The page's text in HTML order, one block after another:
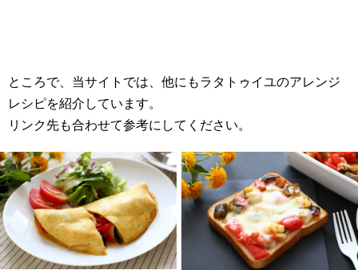
ところで、当サイトでは、他にもラタトゥイユのアレンジ
レシピを紹介しています。
リンク先も合わせて参考にしてください。